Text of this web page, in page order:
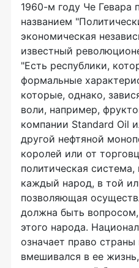
1960-м году Че Гевара
названием
экономическая
известный
"Есть республики,
формальные
которые, однако,
воли, например,
компании Standard Oil
другой нефтяной
королей или от
политическая
каждый народ, в той
позволяющая
должна быть
этого народа.
означает право
вмешивался в ее